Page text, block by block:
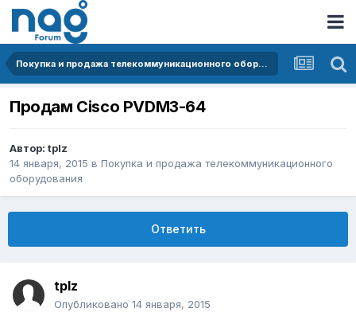
Покупка и продажа телекоммуникационного оборудования
Продам Cisco PVDM3-64
Автор: tplz
14 января, 2015 в Покупка и продажа телекоммуникационного
оборудования
Ответить
tplz
Опубликовано 14 января, 2015